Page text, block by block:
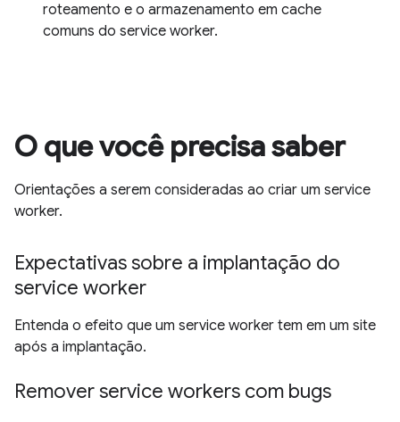
roteamento e o armazenamento em cache
comuns do service worker.
O que você precisa saber
Orientações a serem consideradas ao criar um service
worker.
Expectativas sobre a implantação do
service worker
Entenda o efeito que um service worker tem em um site
após a implantação.
Remover service workers com bugs